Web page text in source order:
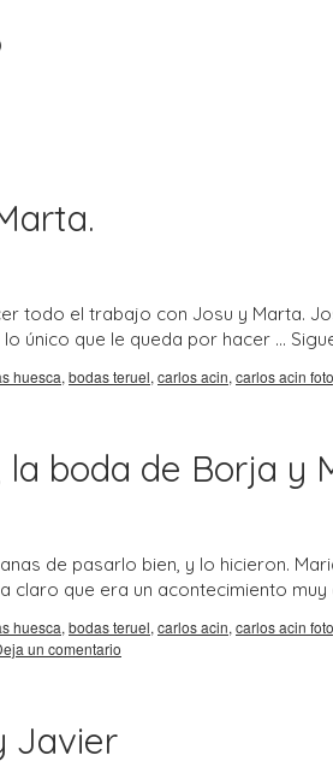
todo el trabajo con Josu y Marta.
único que le queda por hacer …
huesca, bodas teruel, carlos acin, carlos acin
la boda de Borja y
de pasarlo bien, y lo hicieron.
claro que era un acontecimiento
huesca, bodas teruel, carlos acin, carlos acin
un comentario
Javier